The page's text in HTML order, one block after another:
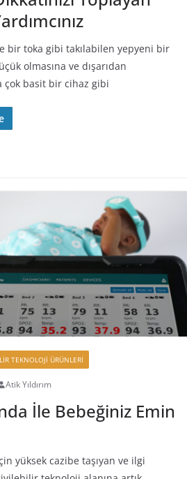
bir toka gibi takılabilen yepyeni bir
olmasına ve dışarıdan
çok basit bir cihaz gibi
TEKNOLOJI ÜRÜNLERI
Atik Yıldırım
İle Bebeğiniz Emin
yüksek cazibe taşıyan ve ilgi